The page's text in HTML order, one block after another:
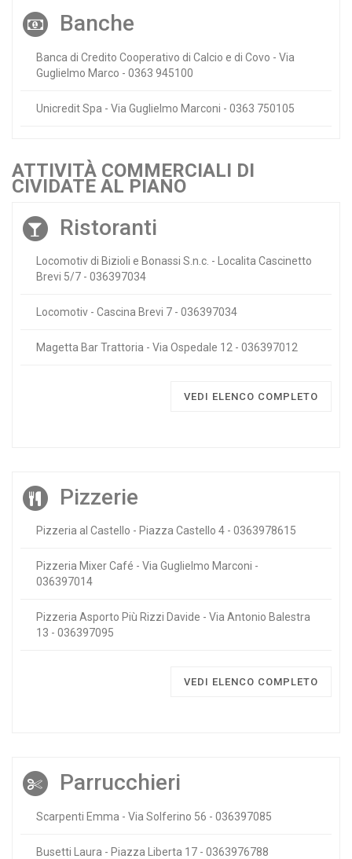
Banche
Banca di Credito Cooperativo di Calcio e di Covo - Via
Guglielmo Marco - 0363 945100
Unicredit Spa - Via Guglielmo Marconi - 0363 750105
ATTIVITÀ COMMERCIALI DI
CIVIDATE AL PIANO
Ristoranti
Locomotiv di Bizioli e Bonassi S.n.c. - Localita Cascinetto
Brevi 5/7 - 036397034
Locomotiv - Cascina Brevi 7 - 036397034
Magetta Bar Trattoria - Via Ospedale 12 - 036397012
VEDI ELENCO COMPLETO
Pizzerie
Pizzeria al Castello - Piazza Castello 4 - 0363978615
Pizzeria Mixer Café - Via Guglielmo Marconi -
036397014
Pizzeria Asporto Più Rizzi Davide - Via Antonio Balestra
13 - 036397095
VEDI ELENCO COMPLETO
Parrucchieri
Scarpenti Emma - Via Solferino 56 - 036397085
Busetti Laura - Piazza Liberta 17 - 0363976788